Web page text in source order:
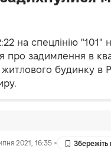
на спецлінію "101"
про задимлення в
будинку в
2021, 16:35